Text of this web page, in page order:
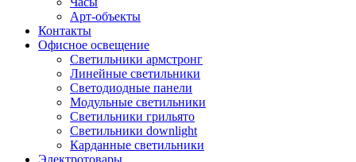
Арт-объекты
Контакты
Офисное освещение
Светильники армстронг
Линейные светильники
Светодиодные панели
Модульные светильники
Светильники грильято
Светильники downlight
Карданные светильники
Электротовары